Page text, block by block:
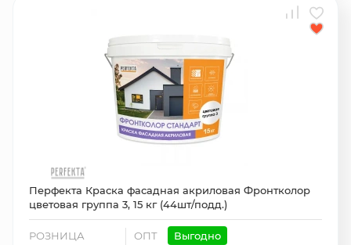
Перфекта Краска фасадная акриловая Фронтколор
цветовая группа 3, 15 кг (44шт/подд.)
РОЗНИЦА ОПТ Выгодно